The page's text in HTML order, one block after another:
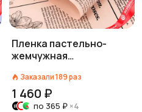
Пленка пастельно-
жемчужная
10 мЗаказали189раз
1 460 ₽
по 365 ₽ ×4